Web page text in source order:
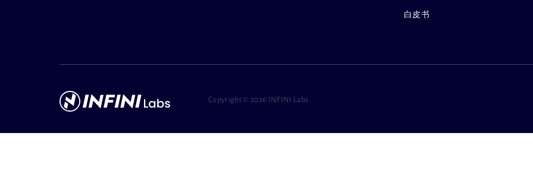
白皮书
Copyright © 2026 INFINI Labs